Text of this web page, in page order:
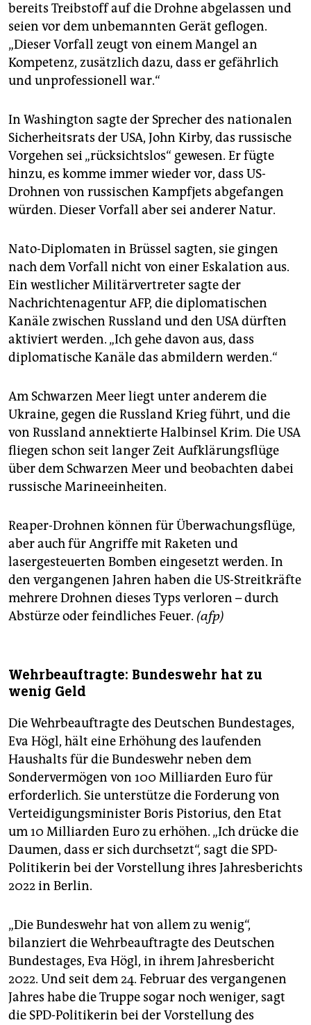
bereits Treibstoff auf die Drohne abgelassen und
seien vor dem unbemannten Gerät geflogen.
„Dieser Vorfall zeugt von einem Mangel an
Kompetenz, zusätzlich dazu, dass er gefährlich
und unprofessionell war.“
In Washington sagte der Sprecher des nationalen
Sicherheitsrats der USA, John Kirby, das russische
Vorgehen sei „rücksichtslos“ gewesen. Er fügte
hinzu, es komme immer wieder vor, dass US-
Drohnen von russischen Kampfjets abgefangen
würden. Dieser Vorfall aber sei anderer Natur.
Nato-Diplomaten in Brüssel sagten, sie gingen
nach dem Vorfall nicht von einer Eskalation aus.
Ein westlicher Militärvertreter sagte der
Nachrichtenagentur AFP, die diplomatischen
Kanäle zwischen Russland und den USA dürften
aktiviert werden. „Ich gehe davon aus, dass
diplomatische Kanäle das abmildern werden.“
Am Schwarzen Meer liegt unter anderem die
Ukraine, gegen die Russland Krieg führt, und die
von Russland annektierte Halbinsel Krim. Die USA
fliegen schon seit langer Zeit Aufklärungsflüge
über dem Schwarzen Meer und beobachten dabei
russische Marineeinheiten.
Reaper-Drohnen können für Überwachungsflüge,
aber auch für Angriffe mit Raketen und
lasergesteuerten Bomben eingesetzt werden. In
den vergangenen Jahren haben die US-Streitkräfte
mehrere Drohnen dieses Typs verloren – durch
Abstürze oder feindliches Feuer. (afp)
Wehrbeauftragte: Bundeswehr hat zu
wenig Geld
Die Wehrbeauftragte des Deutschen Bundestages,
Eva Högl, hält eine Erhöhung des laufenden
Haushalts für die Bundeswehr neben dem
Sondervermögen von 100 Milliarden Euro für
erforderlich. Sie unterstütze die Forderung von
Verteidigungsminister Boris Pistorius, den Etat
um 10 Milliarden Euro zu erhöhen. „Ich drücke die
Daumen, dass er sich durchsetzt“, sagt die SPD-
Politikerin bei der Vorstellung ihres Jahresberichts
2022 in Berlin.
„Die Bundeswehr hat von allem zu wenig“,
bilanziert die Wehrbeauftragte des Deutschen
Bundestages, Eva Högl, in ihrem Jahresbericht
2022. Und seit dem 24. Februar des vergangenen
Jahres habe die Truppe sogar noch weniger, sagt
die SPD-Politikerin bei der Vorstellung des